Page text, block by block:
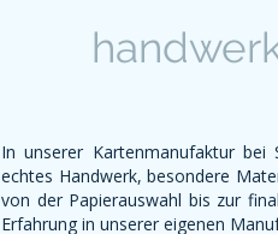
In unserer Kartenmanufaktur bei
echtes Handwerk, besondere
von der Papierauswahl bis zur
Erfahrung in unserer eigenen